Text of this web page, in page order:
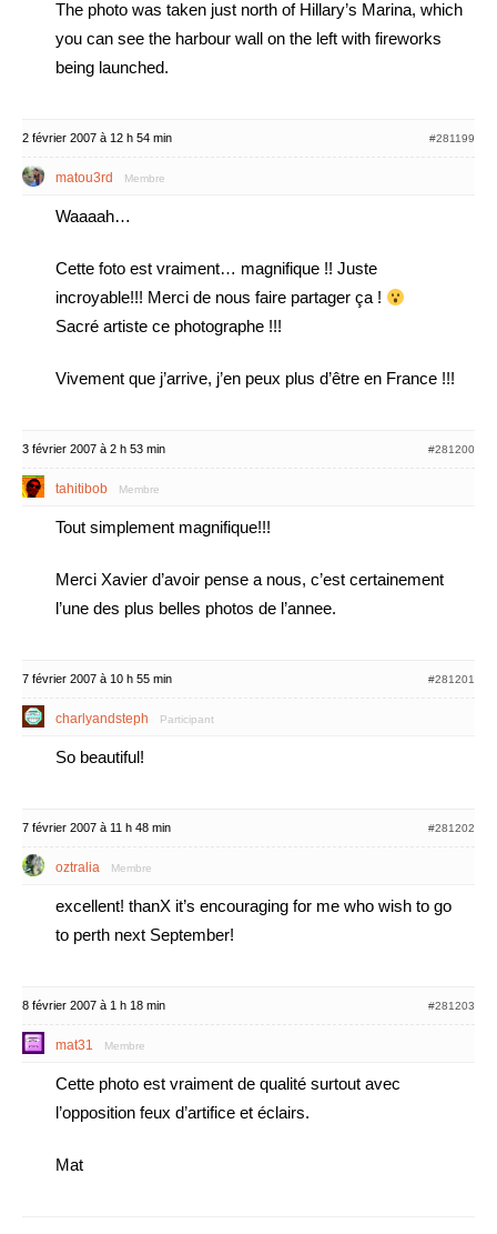
The photo was taken just north of Hillary’s Marina, which
you can see the harbour wall on the left with fireworks
being launched.
2 février 2007 à 12 h 54 min #281199
matou3rd Membre
Waaaah…
Cette foto est vraiment… magnifique !! Juste
incroyable!!! Merci de nous faire partager ça !
Sacré artiste ce photographe !!!
Vivement que j’arrive, j’en peux plus d’être en France !!!
3 février 2007 à 2 h 53 min #281200
tahitibob Membre
Tout simplement magnifique!!!
Merci Xavier d’avoir pense a nous, c’est certainement
l’une des plus belles photos de l’annee.
7 février 2007 à 10 h 55 min #281201
charlyandsteph Participant
So beautiful!
7 février 2007 à 11 h 48 min #281202
oztralia Membre
excellent! thanX it’s encouraging for me who wish to go
to perth next September!
8 février 2007 à 1 h 18 min #281203
mat31 Membre
Cette photo est vraiment de qualité surtout avec
l’opposition feux d’artifice et éclairs.
Mat